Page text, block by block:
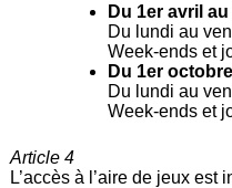
Du 1er avril
Du lundi au
Week-ends et
Du 1er
Du lundi au
Week-ends et
Article 4
L’accès à l’aire de jeux est